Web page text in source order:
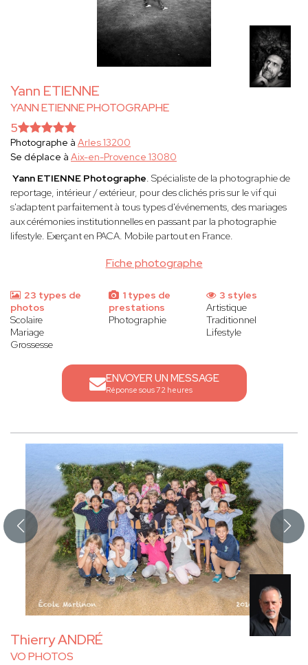
Yann ETIENNE
YANN ETIENNE PHOTOGRAPHE
Fiche photographe
5
Photographe à Arles 13200
Se déplace à Aix-en-Provence 13080
Yann ETIENNE Photographe. Spécialiste de la photographie de
reportage, intérieur / extérieur, pour des clichés pris sur le vif qui
s'adaptent parfaitement à tous types d'événements, des mariages
aux cérémonies institutionnelles en passant par la photographie
lifestyle. Exerçant en PACA. Mobile partout en France.
23 types de
photos
Scolaire
Mariage
Grossesse
1 types de
prestations
Photographie
3 styles
Artistique
Traditionnel
Lifestyle
ENVOYER UN MESSAGE
Réponse sous 72 heures
Thierry ANDRÉ
VO PHOTOS